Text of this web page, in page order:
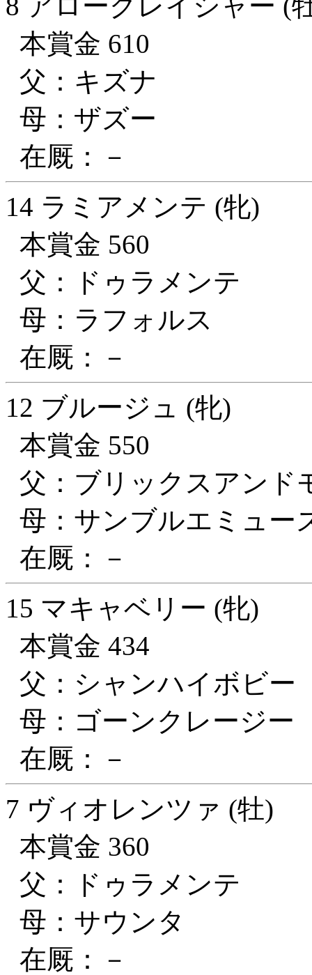
本賞金 610
父：キズナ
母：ザズー
在厩：－
14 ラミアメンテ (牝)
本賞金 560
父：ドゥラメンテ
母：ラフォルス
在厩：－
12 ブルージュ (牝)
本賞金 550
父：ブリックスアンド
母：サンブルエミュー
在厩：－
15 マキャベリー (牝)
本賞金 434
父：シャンハイボビー
母：ゴーンクレージー
在厩：－
7 ヴィオレンツァ (牡)
本賞金 360
父：ドゥラメンテ
母：サウンタ
在厩：－